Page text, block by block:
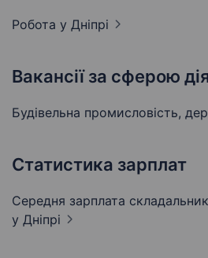
Робота у Дніпрі
Вакансії за сферою
Будівельна промисловість,
Статистика зарплат
Середня зарплата
у Дніпрі